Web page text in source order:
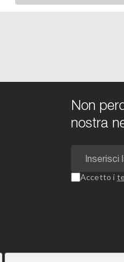
Non
nostra
Accetto i